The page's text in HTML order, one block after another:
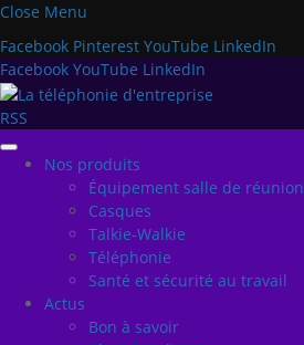
Close Menu
Facebook Pinterest YouTube LinkedIn
Facebook YouTube LinkedIn
RSS
Nos produits
Équipement salle de réunion
Casques
Talkie-Walkie
Téléphonie
Santé et sécurité au travail
Actus
Bon à savoir